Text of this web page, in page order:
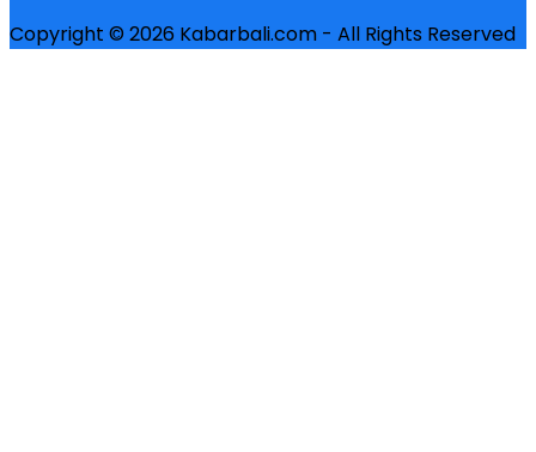
Copyright © 2026 Kabarbali.com - All Rights Reserved